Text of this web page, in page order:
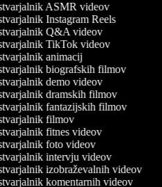
ASMR videov
Instagram Reels
Q&A videov
TikTok videov
animacij
biografskih filmov
demo videov
dramskih filmov
fantazijskih filmov
filmov
fitnes videov
foto videov
intervju videov
izobraževalnih videov
komentarnih videov